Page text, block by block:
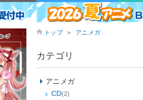
トップ ＞ アニメガ
カテゴリ
アニメガ
CD(2)